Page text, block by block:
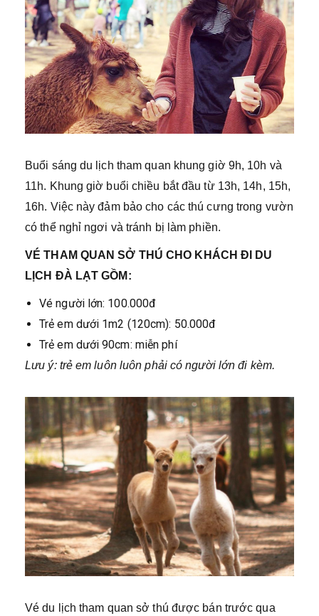
Buổi sáng du lịch tham quan khung giờ 9h, 10h và
11h. Khung giờ buổi chiều bắt đầu từ 13h, 14h, 15h,
16h. Việc này đảm bảo cho các thú cưng trong vườn
có thể nghỉ ngơi và tránh bị làm phiền.
VÉ THAM QUAN SỞ THÚ CHO KHÁCH ĐI DU
LỊCH ĐÀ LẠT GỒM:
Vé người lớn: 100.000đ
Trẻ em dưới 1m2 (120cm): 50.000đ
Trẻ em dưới 90cm: miễn phí
Lưu ý: trẻ em luôn luôn phải có người lớn đi kèm.
Vé du lịch tham quan sở thú được bán trước qua